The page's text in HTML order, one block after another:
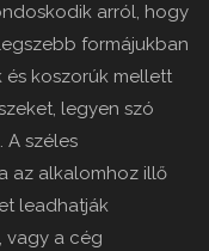
arról, hogy
formájukban
és koszorúk mellett
legyen szó
A széles
az alkalomhoz illő
leadhatják
vagy a cég